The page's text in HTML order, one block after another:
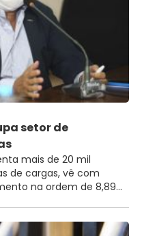
setor de
mais de 20 mil
de cargas, vê com
na ordem de 8,89...